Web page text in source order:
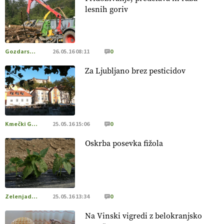
[EKOloško = LOGIČNO
pridelava z mislijo na naravo.
@EUAgri #IMCAP #CAP https://t.co/Bf31lnQSIb
[EKOloško = LOGIČNO
in vlaga.
VEČ
https://t.co/qmMX2yevum @EUAgri #IMCAP
#CAP https://t.co/dDwsipE645
[EKOloško = LOGIČNO
tal
. VEČ
https://t.co/J7RkeaYpYu @EUAgri #IMCAP #CAP
https://t.co/RVG0FzcQN6
[EKOloško = LOGIČNO
] Zdravje rastlin je ključno za
lesnih goriv
Gozdarstvo 26.05.16 08:11 0
Za Ljubljano brez pesticidov
Kmečki Glas 25.05.16 15:06 0
Oskrba posevka fižola
Zelenjadarstvo 25.05.16 13:34 0
Na Vinski vigredi z belokranjsko